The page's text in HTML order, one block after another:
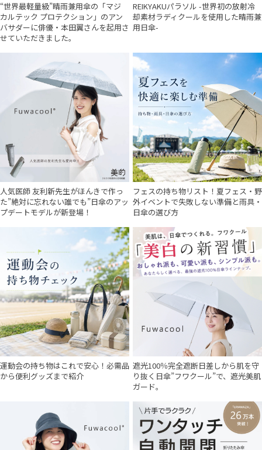
“世界最軽量級”晴雨兼用傘の「マジ
カルテック プロテクション」のアン
バサダーに俳優・本田翼さんを起用さ
せていただきました。
REIKYAKUパラソル -世界初の放射冷
却素材ラディクールを使用した晴雨兼
用日傘-
人気医師 友利新先生がほんきで作っ
た”絶対に忘れない誰でも”日傘のアッ
プデートモデルが新登場！
フェスの持ち物リスト！夏フェス・野
外イベントで失敗しない準備と雨具・
日傘の選び方
運動会の持ち物はこれで安心！必需品
から便利グッズまで紹介
遮光100％完全遮断日差しから肌を守
り抜く日傘”フワクール”で、遮光美肌
ガード。